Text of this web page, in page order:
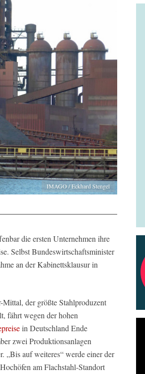
IMAGO / Eckhard Stengel
die ersten Unternehmen ihre
Selbst Bundeswirtschaftsminister
an der Kabinettsklausur in
Mittal, der größte Stahlproduzent
fährt wegen der hohen
in Deutschland Ende
zwei Produktionsanlagen
„Bis auf weiteres“ werde einer der
am Flachstahl-Standort